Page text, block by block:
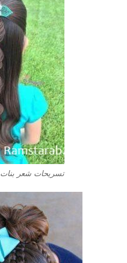
تسريحات شعر بنات14